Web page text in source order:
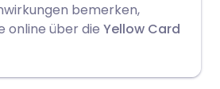
bemerken,
online über die Yellow Card